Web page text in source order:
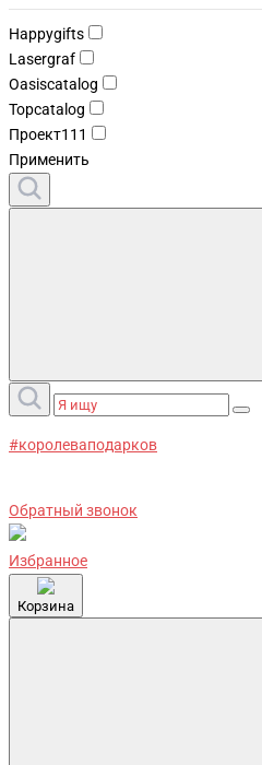
Happygifts
Lasergraf
Oasiscatalog
Topcatalog
Проект111
Применить
#королеваподарков
Обратный звонок
Избранное
Корзина